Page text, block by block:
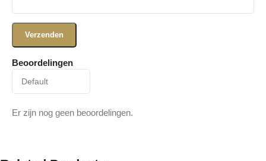
Beoordelingen
Er zijn nog geen beoordelingen.